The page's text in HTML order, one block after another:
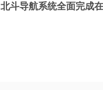
北斗导航系统全面完成